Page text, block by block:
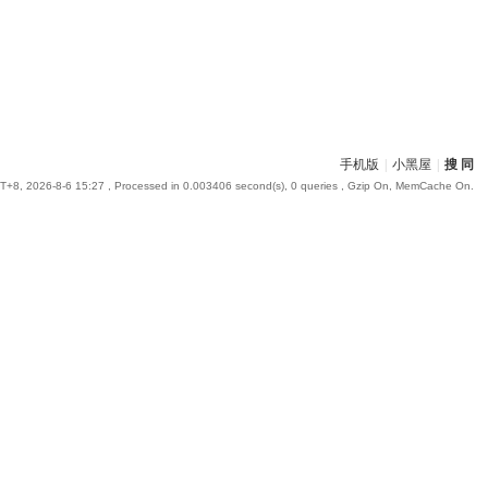
手机版 小黑屋 搜 同
2026-8-6 15:27 , Processed in 0.003406 second(s), 0 queries , Gzip On, MemCache On.